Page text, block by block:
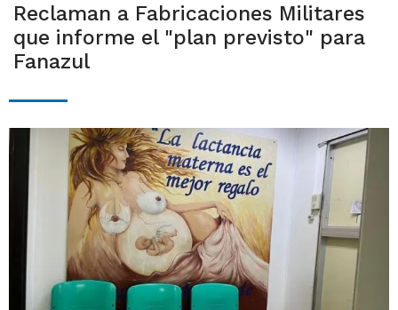
Reclaman a Fabricaciones Militares
que informe el "plan previsto" para
Fanazul